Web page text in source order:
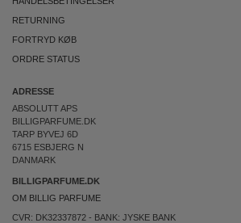
RETURNING
FORTRYD KØB
ORDRE STATUS
ADRESSE
ABSOLUTT APS
BILLIGPARFUME.DK
TARP BYVEJ 6D
6715 ESBJERG N
DANMARK
BILLIGPARFUME.DK
OM BILLIG PARFUME
CVR: DK32337872 - BANK: JYSKE BANK